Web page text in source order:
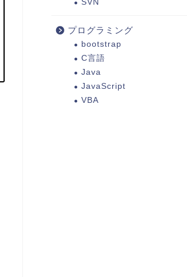
SVN
プログラミング
bootstrap
C言語
Java
JavaScript
VBA